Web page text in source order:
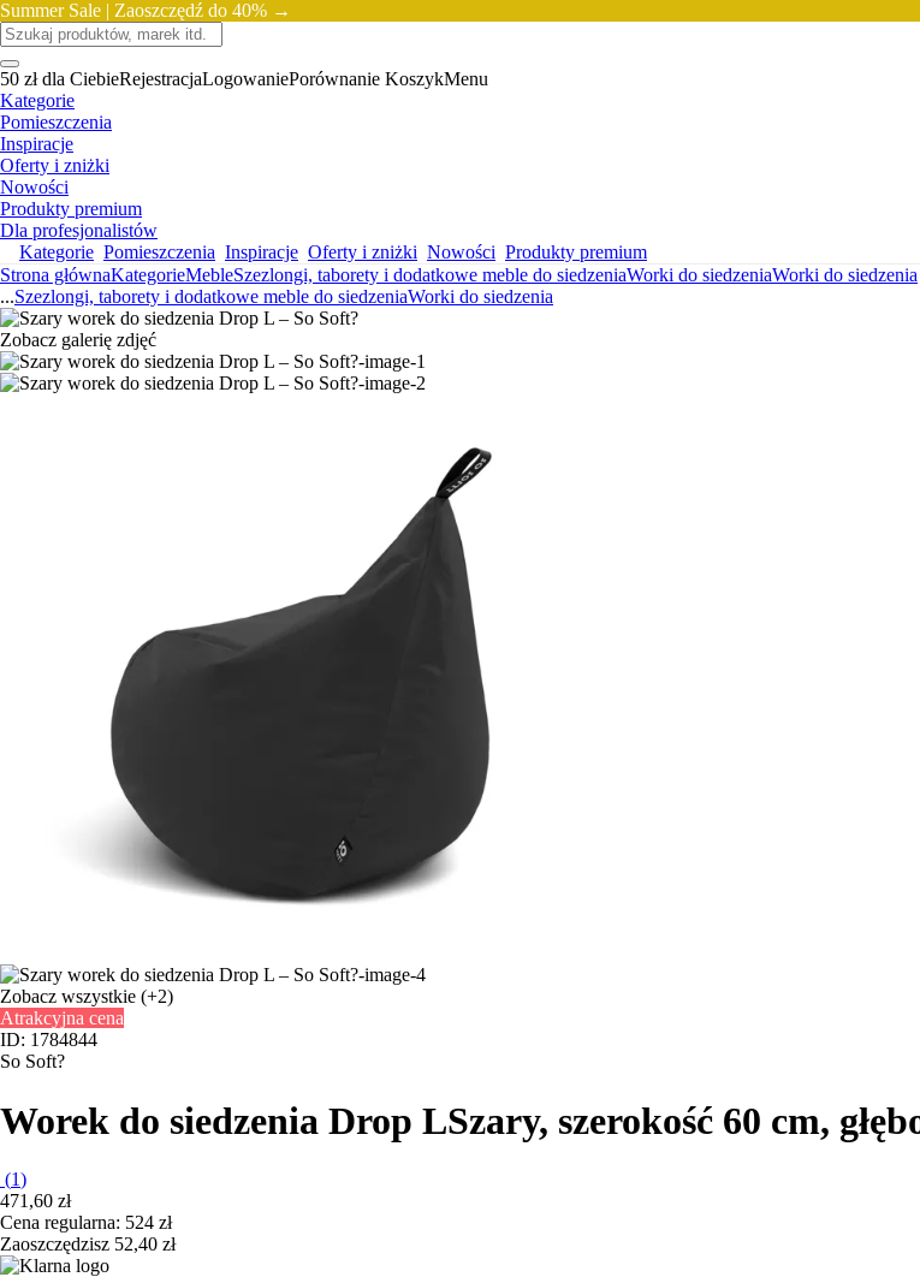
Summer Sale | Zaoszczędź do 40% →
50 zł dla CiebieRejestracjaLogowaniePorównanie KoszykMenu
Kategorie
Pomieszczenia
Inspiracje
Oferty i zniżki
Nowości
Produkty premium
Dla profesjonalistów
Kategorie Pomieszczenia Inspiracje Oferty i zniżki Nowości Produkty premium
Strona głównaKategorieMebleSzezlongi, taborety i dodatkowe meble do siedzeniaWorki do siedzeniaWorki do siedzenia
...Szezlongi, taborety i dodatkowe meble do siedzeniaWorki do siedzenia
Zobacz galerię zdjęć
Zobacz wszystkie (+2)
Atrakcyjna cena
ID: 1784844
So Soft?
Worek do siedzenia Drop LSzary, szerokość 60 cm,
(1)
471,60 zł
Cena regularna: 524 zł
Zaoszczędzisz 52,40 zł